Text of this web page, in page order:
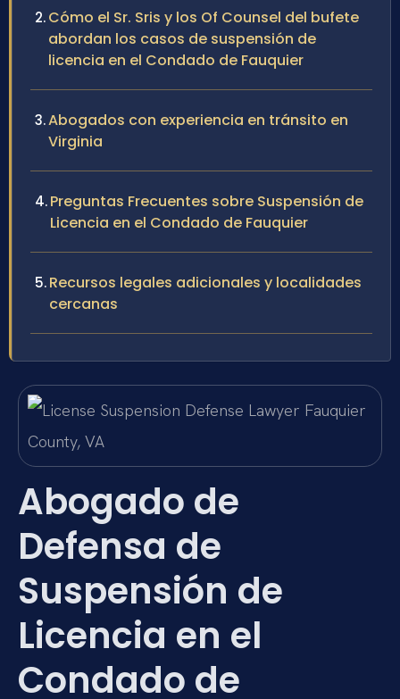
Cómo el Sr. Sris y los Of Counsel del bufete
abordan los casos de suspensión de
licencia en el Condado de Fauquier
Abogados con experiencia en tránsito en
Virginia
Preguntas Frecuentes sobre Suspensión de
Licencia en el Condado de Fauquier
Recursos legales adicionales y localidades
cercanas
Abogado de
Defensa de
Suspensión de
Licencia en el
Condado de